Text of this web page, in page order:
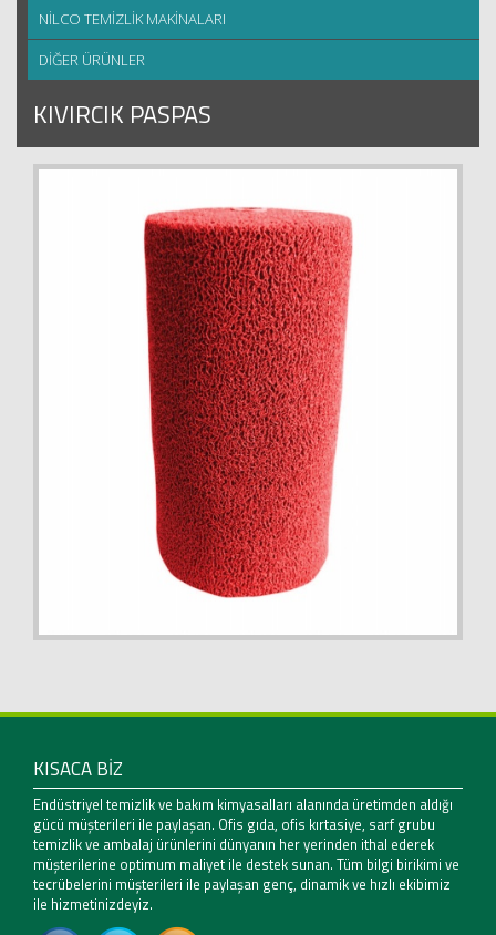
NİLCO TEMİZLİK MAKİNALARI
DİĞER ÜRÜNLER
KIVIRCIK PASPAS
KISACA BİZ
Endüstriyel temizlik ve bakım kimyasalları alanında üretimden aldığı
gücü müşterileri ile paylaşan. Ofis gıda, ofis kırtasiye, sarf grubu
temizlik ve ambalaj ürünlerini dünyanın her yerinden ithal ederek
müşterilerine optimum maliyet ile destek sunan. Tüm bilgi birikimi ve
tecrübelerini müşterileri ile paylaşan genç, dinamik ve hızlı ekibimiz
ile hizmetinizdeyiz.